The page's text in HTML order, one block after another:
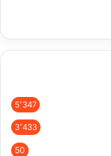
5٬347
3٬433
50